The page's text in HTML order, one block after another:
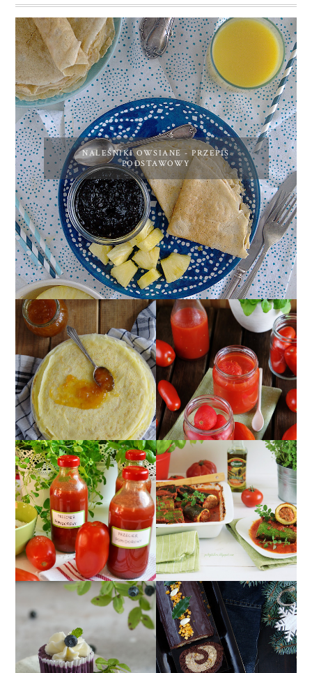
NALEŚNIKI OWSIANE - PRZEPIS
PODSTAWOWY
NALEŚNIKI IDEALNE -
PRZEPIS PODSTAWOWY
POMIDORY W SŁOIKU
W SOSIE
POMIDOROWYM ;)
PRZECIER
POMIDOROWY Z
ZIOŁAMI
CUKINIA
FASZEROWANA
MIĘSEM Z SOSEM
POMIDOROWYM
MINISERNICZKI
JAGODOWE Z NISKIM
INDEKSEM
GLIKEMICZNYM
ROLADA KAKAOWA Z
BIAŁYM MAKIEM,
CZYLI MAKOWIEC W
NEGATYWIE ;)